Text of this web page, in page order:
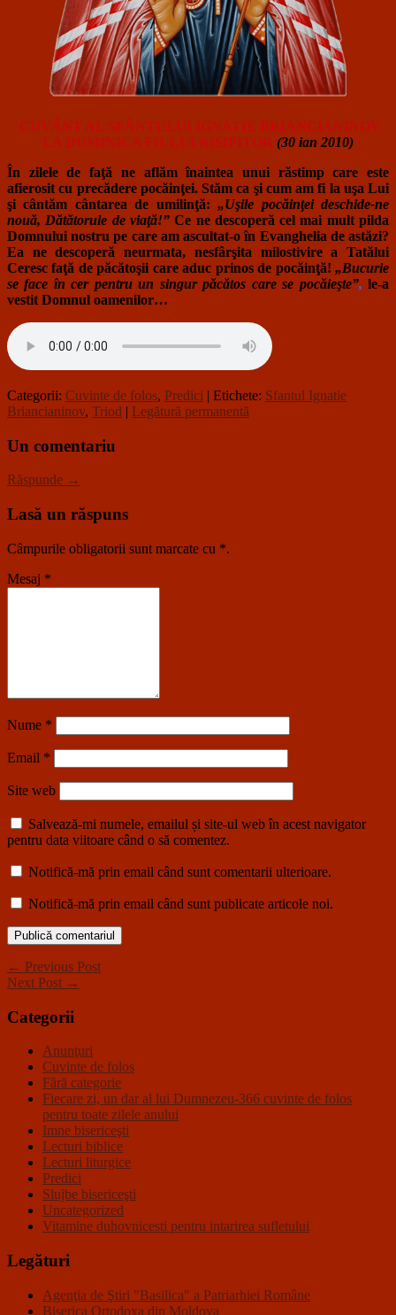
CUVÂNT AL SFÂNTULUI IGNATIE BRIANCIANINOV
LA DUMINICA FIULUI RISIPITOR (30 ian 2010)
În zilele de faţă ne aflăm înaintea unui răstimp care este
afierosit cu precădere pocăinţei. Stăm ca şi cum am fi la uşa Lui
şi cântăm cântarea de umilinţă:„Uşile pocăinţei deschide-ne
nouă, Dătătorule de viaţă!”Ce ne descoperă cel mai mult pilda
Domnului nostru pe care am ascultat-o în Evanghelia de astăzi?
Ea ne descoperă neurmata, nesfârşita milostivire a Tatălui
Ceresc faţă de păcătoşii care aduc prinos de pocăinţă! „Bucurie
se face în cer pentru un singur păcătos care se pocăieşte”, le-a
vestit Domnul oamenilor…
Categorii: Cuvinte de folos, Predici | Etichete: Sfantul Ignatie
Briancianinov, Triod | Legătură permanentă
Un comentariu
Răspunde →
Lasă un răspuns
Câmpurile obligatorii sunt marcate cu *.
Mesaj *
Nume *
Email *
Site web
Salvează-mi numele, emailul și site-ul web în acest navigator
pentru data viitoare când o să comentez.
Notifică-mă prin email când sunt comentarii ulterioare.
Notifică-mă prin email când sunt publicate articole noi.
← Previous Post
Next Post →
Categorii
Anunţuri
Cuvinte de folos
Fără categorie
Fiecare zi, un dar al lui Dumnezeu-366 cuvinte de folos
pentru toate zilele anului
Imne bisericeşti
Lecturi biblice
Lecturi liturgice
Predici
Slujbe bisericeşti
Uncategorized
Vitamine duhovnicesti pentru intarirea sufletului
Legături
Agenţia de Ştiri "Basilica" a Patriarhiei Române
Biserica Ortodoxa din Moldova